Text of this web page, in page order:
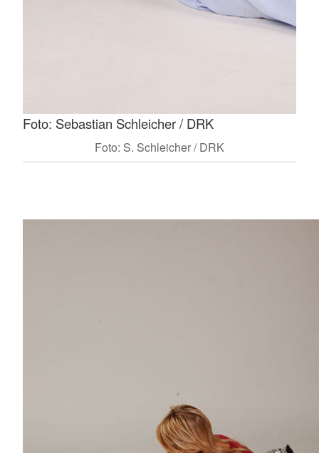
Foto: Sebastian Schleicher / DRK
Foto: S. Schleicher / DRK